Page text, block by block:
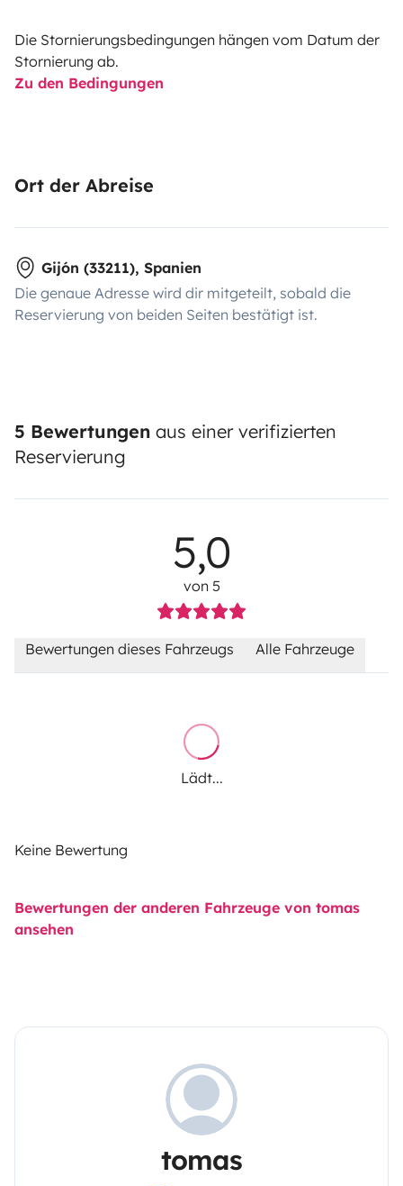
Die Stornierungsbedingungen hängen vom Datum der
Stornierung ab.
Zu den Bedingungen
Ort der Abreise
Gijón (33211), Spanien
Die genaue Adresse wird dir mitgeteilt, sobald die
Reservierung von beiden Seiten bestätigt ist.
5 Bewertungen aus einer verifizierten
Reservierung
5,0
von 5
Bewertungen dieses Fahrzeugs Alle Fahrzeuge
Lädt...
Keine Bewertung
Bewertungen der anderen Fahrzeuge von tomas
ansehen
tomas